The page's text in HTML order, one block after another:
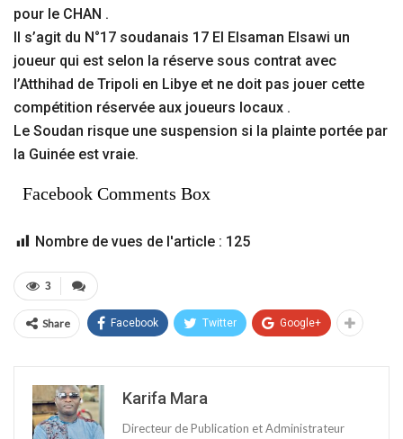
pour le CHAN .
Il s’agit du N°17 soudanais 17 El Elsaman Elsawi un
joueur qui est selon la réserve sous contrat avec
l’Atthihad de Tripoli en Libye et ne doit pas jouer cette
compétition réservée aux joueurs locaux .
Le Soudan risque une suspension si la plainte portée par
la Guinée est vraie.
Facebook Comments Box
Nombre de vues de l'article : 125
3
Share Facebook Twitter Google+
Karifa Mara
Directeur de Publication et Administrateur